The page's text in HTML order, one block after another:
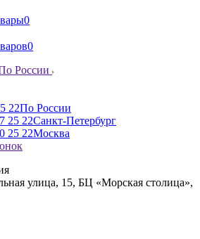
0
0
России
22По России
25 22Санкт-Петербург
25 22Москва
улица, 15, БЦ «Морская столица»,